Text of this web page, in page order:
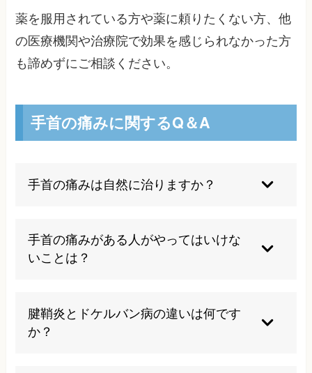
薬を服用されている方や薬に頼りたくない方、他
の医療機関や治療院で効果を感じられなかった方
も諦めずにご相談ください。
手首の痛みに関するQ＆A
手首の痛みは自然に治りますか？
る場合もありますが、多くは適切な治療が必要で
す。放置すると慢性化する恐れがあります。
手首の痛みがある人がやってはいけな
いことは？
けてください。また、自己判断でのマッサージや
無理なストレッチは症状を悪化させる可能性があ
腱鞘炎とドケルバン病の違いは何です
か？